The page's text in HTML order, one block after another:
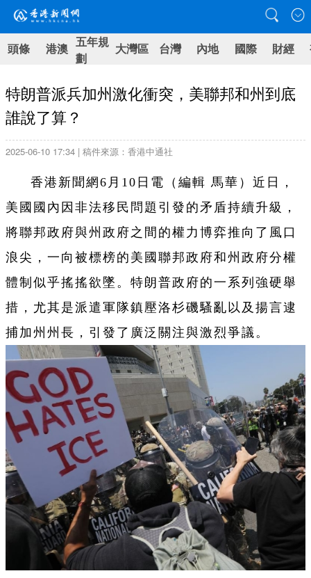
頭條 港澳 五年規
劃
大灣區 台灣 內地 國際 財經
特朗普派兵加州激化衝突，美聯邦和州到底
誰說了算？
2025-06-10 17:34 | 稿件來源：香港中通社
香港新聞網6月10日電（編輯 馬華）近日，
美國國內因非法移民問題引發的矛盾持續升級，
將聯邦政府與州政府之間的權力博弈推向了風口
浪尖，一向被標榜的美國聯邦政府和州政府分權
體制似乎搖搖欲墜。特朗普政府的一系列強硬舉
措，尤其是派遣軍隊鎮壓洛杉磯騷亂以及揚言逮
捕加州州長，引發了廣泛關注與激烈爭議。